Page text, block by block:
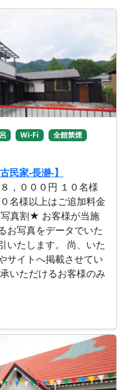
Wi-Fi 全館禁煙
民家-長瀞-】
，０００円 １０名様
名様以上はご追加料金
真割★ お客様が当施
お写真をデータでいた
いたします。 尚、いた
サイトへ掲載させてい
いただけるお客様のみ